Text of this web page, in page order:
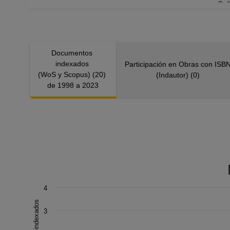
Documentos
indexados
(WoS y Scopus) (20)
de 1998 a 2023
Participación en Obras con ISBN
(Indautor) (0)
Chart
Combination chart with 3 data series.
The chart has 1 X axis displaying Año.
3
4